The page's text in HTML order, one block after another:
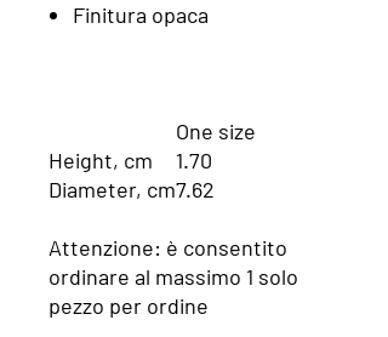
Finitura opaca
One size
Height, cm
1.70
Diameter, cm7.62
Attenzione: è consentito
ordinare al massimo 1 solo
pezzo per ordine